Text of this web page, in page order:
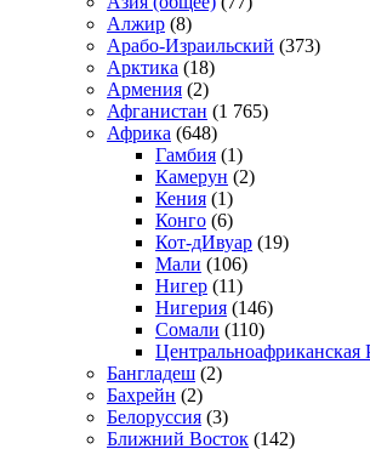
Алжир (8)
Арабо-Израильский (373)
Арктика (18)
Армения (2)
Афганистан (1 765)
Африка (648)
Гамбия (1)
Камерун (2)
Кения (1)
Конго (6)
Кот-дИвуар (19)
Мали (106)
Нигер (11)
Нигерия (146)
Сомали (110)
Центральноафриканская
Бангладеш (2)
Бахрейн (2)
Белоруссия (3)
Ближний Восток (142)